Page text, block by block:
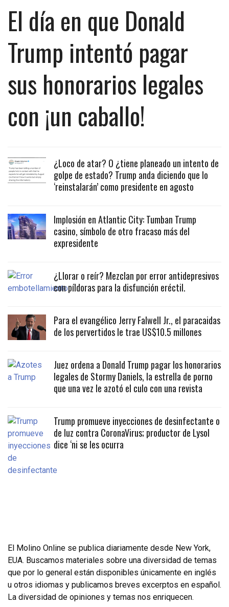
El día en que Donald
Trump intentó pagar
sus honorarios legales
con ¡un caballo!
¿Loco de atar? O ¿tiene planeado un intento de
golpe de estado? Trump anda diciendo que lo
‘reinstalarán’ como presidente en agosto
Implosión en Atlantic City: Tumban Trump
casino, símbolo de otro fracaso más del
expresidente
¿Llorar o reír? Mezclan por error antidepresivos
con píldoras para la disfunción eréctil.
Para el evangélico Jerry Falwell Jr., el paracaidas
de los pervertidos le trae US$10.5 millones
Juez ordena a Donald Trump pagar los honorarios
legales de Stormy Daniels, la estrella de porno
que una vez le azotó el culo con una revista
Trump promueve inyecciones de desinfectante o
de luz contra CoronaVirus; productor de Lysol
dice ‘ni se les ocurra
El Molino Online se publica diariamente desde New York,
EUA. Buscamos materiales sobre una diversidad de temas
que por lo general están disponibles únicamente en inglés
u otros idiomas y publicamos breves excerptos en español.
La diversidad de opiniones y temas nos enriquecen.